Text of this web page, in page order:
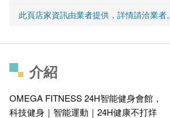
此頁店家資訊由業者提供，詳情請洽業者。
介紹
OMEGA FITNESS 24H智能健身會館，
科技健身｜智能運動｜24H健康不打烊